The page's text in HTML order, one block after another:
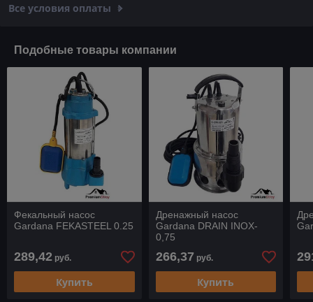
Все условия оплаты
Подобные товары компании
Фекальный насос
Gardana FEKASTEEL 0.25
289,42 руб.
Купить
Дренажный насос
Gardana DRAIN INOX-
0,75
266,37 руб.
Купить